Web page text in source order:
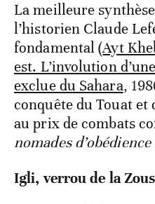
La meilleure
l’historien Claude
fondamental (Ayt
est. L’involution
exclue du Sahara,
conquête du Touat et
au prix de combats
nomades
Igli, verrou de la